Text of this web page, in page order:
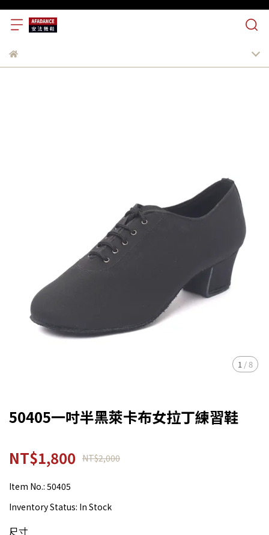
1 /8
50405一吋半黑萊卡布女拉丁練習鞋
NT$1,800 NT$2,000
Item No.: 50405
Inventory Status: In Stock
尺寸